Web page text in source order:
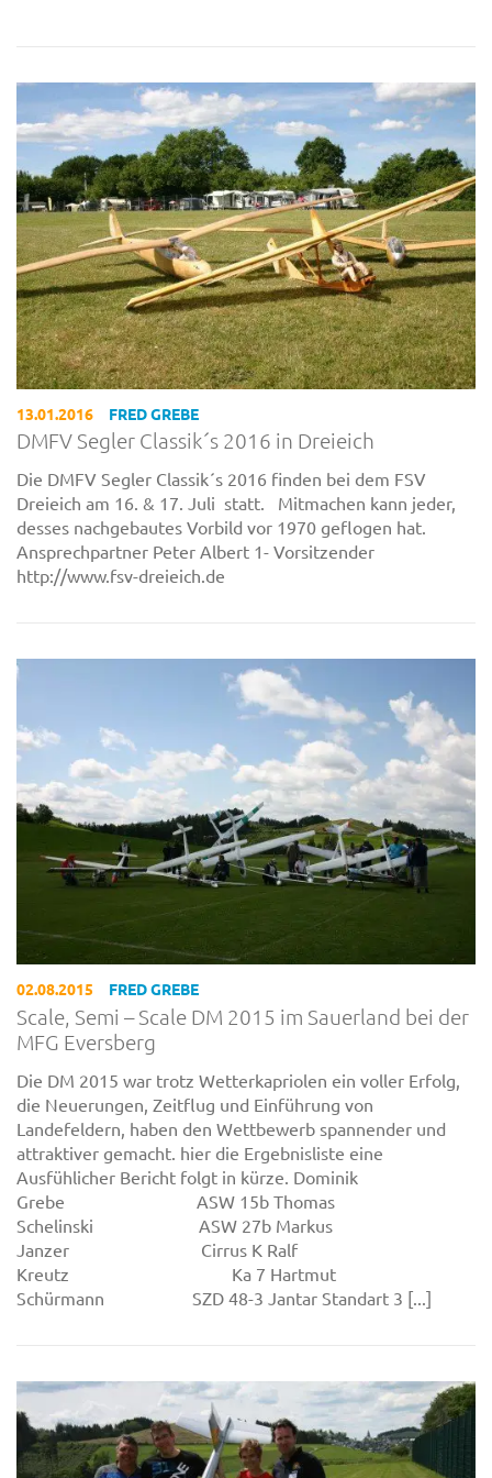
13.01.2016 FRED GREBE
DMFV Segler Classik´s 2016 in Dreieich
Die DMFV Segler Classik´s 2016 finden bei dem FSV
Dreieich am 16. & 17. Juli statt. Mitmachen kann jeder,
desses nachgebautes Vorbild vor 1970 geflogen hat.
Ansprechpartner Peter Albert 1- Vorsitzender
http://www.fsv-dreieich.de
02.08.2015 FRED GREBE
Scale, Semi – Scale DM 2015 im Sauerland bei der
MFG Eversberg
Die DM 2015 war trotz Wetterkapriolen ein voller Erfolg,
die Neuerungen, Zeitflug und Einführung von
Landefeldern, haben den Wettbewerb spannender und
attraktiver gemacht. hier die Ergebnisliste eine
Ausfühlicher Bericht folgt in kürze. Dominik
Grebe ASW 15b Thomas
Schelinski ASW 27b Markus
Janzer Cirrus K Ralf
Kreutz Ka 7 Hartmut
Schürmann SZD 48-3 Jantar Standart 3 [...]